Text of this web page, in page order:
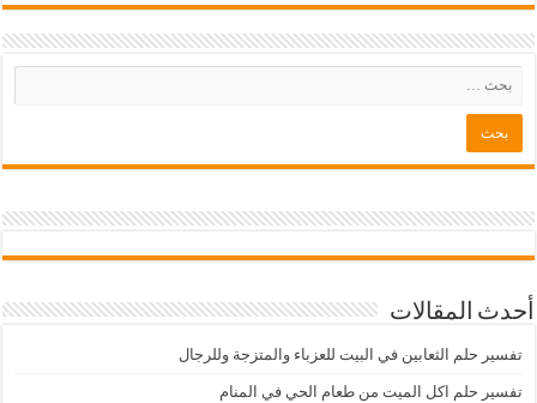
أحدث المقالات
تفسير حلم الثعابين في البيت للعزباء والمتزجة وللرجال
تفسير حلم اكل الميت من طعام الحي في المنام